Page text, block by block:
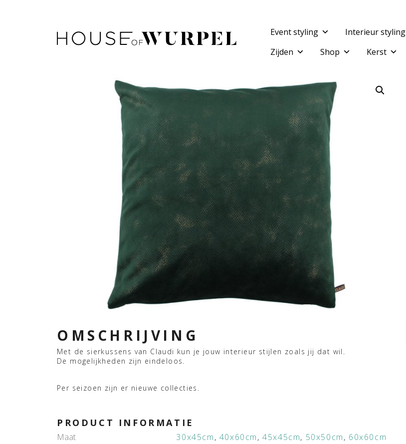
Event styling Interieur styling
Zijden
Shop Kerst
OMSCHRIJVING
Met de sierkussens van Claudi kun je jouw interieur stijlen zoals jij dat wil.
De mogelijkheden zijn eindeloos.
Per seizoen zijn er nieuwe collecties.
PRODUCT INFORMATIE
Maat 30x45cm, 40x60cm,45x45cm, 50x50cm, 60x60cm